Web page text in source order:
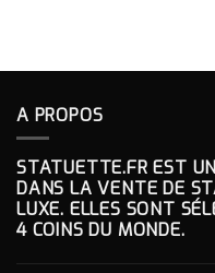
A PROPOS
STATUETTE.FR EST
DANS LA VENTE DE
LUXE. ELLES SONT
4 COINS DU MONDE.